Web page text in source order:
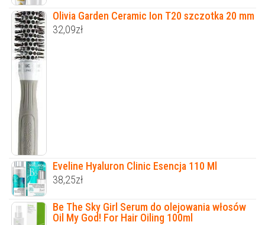
Olivia Garden Ceramic Ion T20 szczotka 20 mm
32,09zł
Eveline Hyaluron Clinic Esencja 110 Ml
38,25zł
Be The Sky Girl Serum do olejowania włosów
Oil My God! For Hair Oiling 100ml